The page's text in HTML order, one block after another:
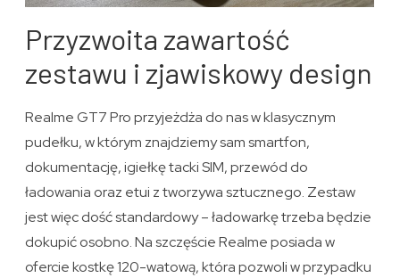
Przyzwoita zawartość
zestawu i zjawiskowy design
Realme GT7 Pro przyjeżdża do nas w klasycznym
pudełku, w którym znajdziemy sam smartfon,
dokumentację, igiełkę tacki SIM, przewód do
ładowania oraz etui z tworzywa sztucznego. Zestaw
jest więc dość standardowy – ładowarkę trzeba będzie
dokupić osobno. Na szczęście Realme posiada w
ofercie kostkę 120-watową, która pozwoli w przypadku